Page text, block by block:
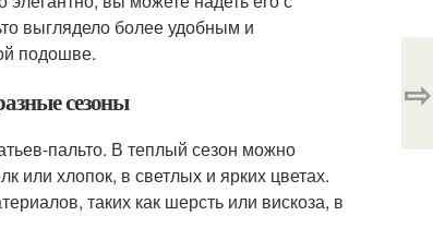
выглядело более удобным и
подошве.
сезоны
пальто. В теплый сезон можно
или хлопок, в светлых и ярких цветах.
таких как шерсть или вискоза, в
⇨